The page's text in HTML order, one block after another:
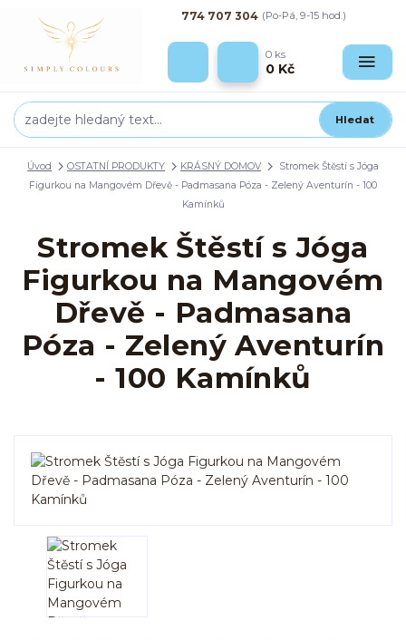
Hledat
774 707 304 (Po-Pá, 9-15 hod.)
0 ks
0 Kč
Úvod OSTATNÍ PRODUKTY KRÁSNÝ DOMOV
Stromek Štěstí s Jóga
Figurkou na Mangovém Dřevě - Padmasana Póza - Zelený Aventurín - 100
Kamínků
Stromek Štěstí s Jóga
Figurkou na Mangovém
Dřevě - Padmasana
Póza - Zelený Aventurín
- 100 Kamínků